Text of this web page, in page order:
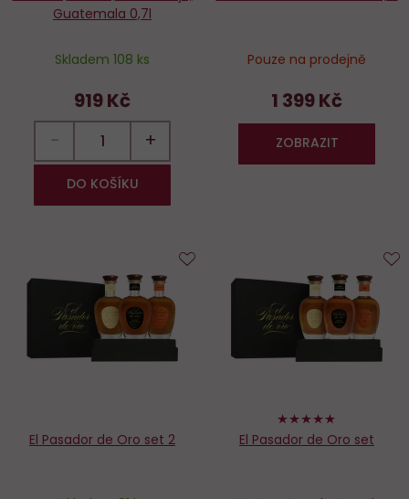
Guatemala 0,7l
Skladem 108 ks
919 Kč
− +
DO KOŠÍKU
Pouze na prodejně
1 399 Kč
ZOBRAZIT
El Pasador de Oro set 2
100%
El Pasador de Oro set